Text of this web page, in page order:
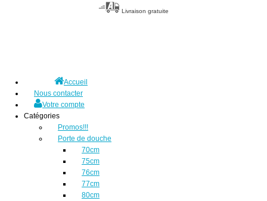
Livraison gratuite
Accueil
Nous contacter
Votre compte
Catégories
Promos!!!
Porte de douche
70cm
75cm
76cm
77cm
80cm